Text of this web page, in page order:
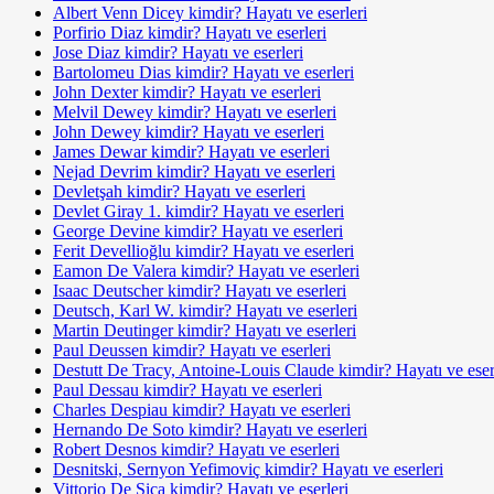
Albert Venn Dicey kimdir? Hayatı ve eserleri
Porfirio Diaz kimdir? Hayatı ve eserleri
Jose Diaz kimdir? Hayatı ve eserleri
Bartolomeu Dias kimdir? Hayatı ve eserleri
John Dexter kimdir? Hayatı ve eserleri
Melvil Dewey kimdir? Hayatı ve eserleri
John Dewey kimdir? Hayatı ve eserleri
James Dewar kimdir? Hayatı ve eserleri
Nejad Devrim kimdir? Hayatı ve eserleri
Devletşah kimdir? Hayatı ve eserleri
Devlet Giray 1. kimdir? Hayatı ve eserleri
George Devine kimdir? Hayatı ve eserleri
Ferit Devellioğlu kimdir? Hayatı ve eserleri
Eamon De Valera kimdir? Hayatı ve eserleri
Isaac Deutscher kimdir? Hayatı ve eserleri
Deutsch, Karl W. kimdir? Hayatı ve eserleri
Martin Deutinger kimdir? Hayatı ve eserleri
Paul Deussen kimdir? Hayatı ve eserleri
Destutt De Tracy, Antoine-Louis Claude kimdir? Hayatı ve
Paul Dessau kimdir? Hayatı ve eserleri
Charles Despiau kimdir? Hayatı ve eserleri
Hernando De Soto kimdir? Hayatı ve eserleri
Robert Desnos kimdir? Hayatı ve eserleri
Desnitski, Sernyon Yefimoviç kimdir? Hayatı ve eserleri
Vittorio De Sica kimdir? Hayatı ve eserleri